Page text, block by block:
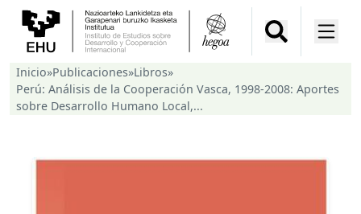
Inicio»Publicaciones»Libros»
Perú: Análisis de la Cooperación Vasca, 1998-2008: Aportes
sobre Desarrollo Humano Local,...